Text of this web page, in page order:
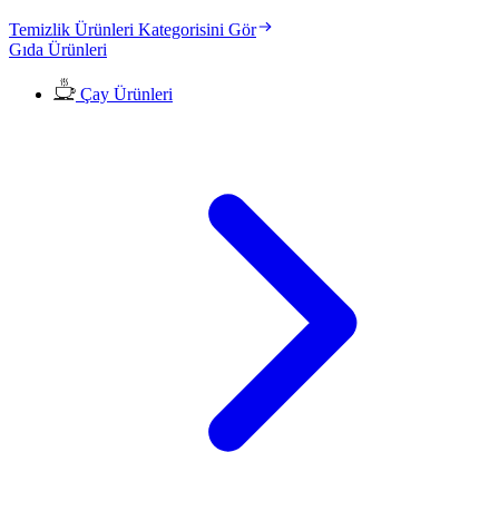
Temizlik Ürünleri Kategorisini Gör
Gıda Ürünleri
Çay Ürünleri